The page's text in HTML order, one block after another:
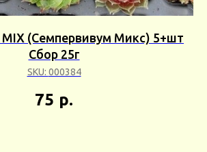
MIX (Семпервивум Микс) 5+шт
Сбор 25г
SKU: 000384
75 р.